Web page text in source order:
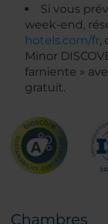
Si vous
week-end,
hotels.com/fr,
Minor
farniente »
gratuit.
Chambres